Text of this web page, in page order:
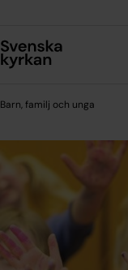
Barn, familj och unga